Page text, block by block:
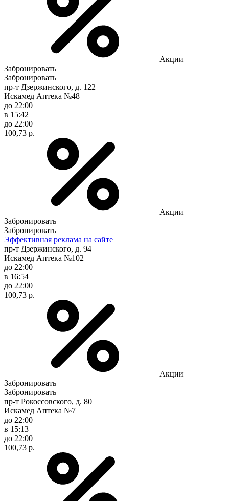
Акции
Забронировать
Забронировать
пр-т Дзержинского, д. 122
Искамед Аптека №48
до 22:00
в 15:42
до 22:00
100,73 р.
Акции
Забронировать
Забронировать
Эффективная реклама на сайте
пр-т Дзержинского, д. 94
Искамед Аптека №102
до 22:00
в 16:54
до 22:00
100,73 р.
Акции
Забронировать
Забронировать
пр-т Рокоссовского, д. 80
Искамед Аптека №7
до 22:00
в 15:13
до 22:00
100,73 р.